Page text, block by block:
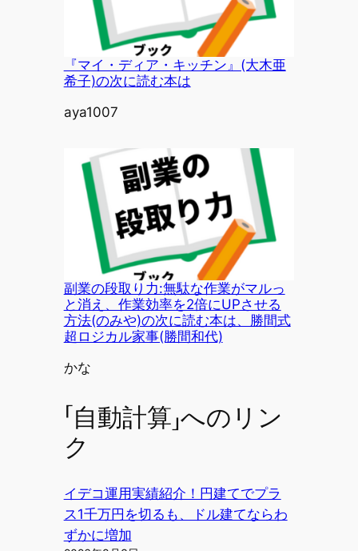
『マイ・ディア・キッチン』(大木亜
希子)の次に読む本は
投稿者
aya1007
副業の段取り力:無駄な作業がマルっ
と消え、作業効率を2倍にUPさせる
方法(のみや)の次に読む本は、勝間式
超ロジカル家事(勝間和代)
投稿者
かな
「自動計算」へのリン
ク
イデコ運用実績紹介！円建てでプラ
ス1千万円を切るも、ドル建てならわ
ずかに増加